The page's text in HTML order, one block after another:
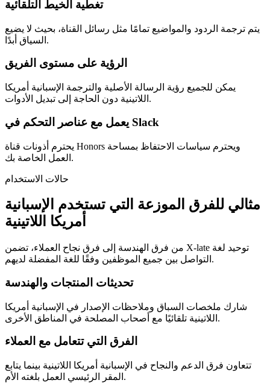
تغطية الخيط التلقائية
يتم ترجمة الردود والمواضيع تمامًا مثل رسائل القناة، بحيث لا يضيع
السياق أبدًا.
الرؤية على مستوى الفريق
يمكن للجميع رؤية الرسالة الأصلية والترجمة الإسبانية أمريكا
اللاتينية دون الحاجة إلى تبديل الأدوات.
يعمل مع عناصر التحكم في Slack
يحترم أذونات قناة Honors ويحترم سياسات الاحتفاظ بمساحة
العمل الخاصة بك.
حالات الاستخدام
مثالي للفرق الموزعة التي تستخدم الإسبانية
أمريكا اللاتينية
من فرق الهندسة إلى فرق نجاح العملاء، تضمن X-late توحيد لغة
التواصل بين جميع الموظفين وفقًا للغة المفضلة لديهم.
تحديثات المنتجات والهندسة
شارك ملخصات السباق وملاحظات الإصدار في الإسبانية أمريكا
اللاتينية تلقائيًا مع أصحاب المصلحة في المناطق الأخرى.
الفرق التي تتعامل مع العملاء
تتعاون فرق الدعم والنجاح في الإسبانية أمريكا اللاتينية بينما يتابع
المقر الرئيسي العمل بلغته الأم.